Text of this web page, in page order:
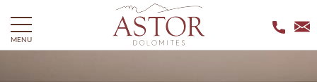
MENU